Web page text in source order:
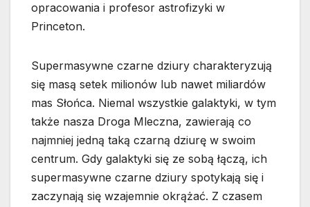
opracowania i profesor astrofizyki w
Princeton.
Supermasywne czarne dziury charakteryzują
się masą setek milionów lub nawet miliardów
mas Słońca. Niemal wszystkie galaktyki, w tym
także nasza Droga Mleczna, zawierają co
najmniej jedną taką czarną dziurę w swoim
centrum. Gdy galaktyki się ze sobą łączą, ich
supermasywne czarne dziury spotykają się i
zaczynają się wzajemnie okrążać. Z czasem